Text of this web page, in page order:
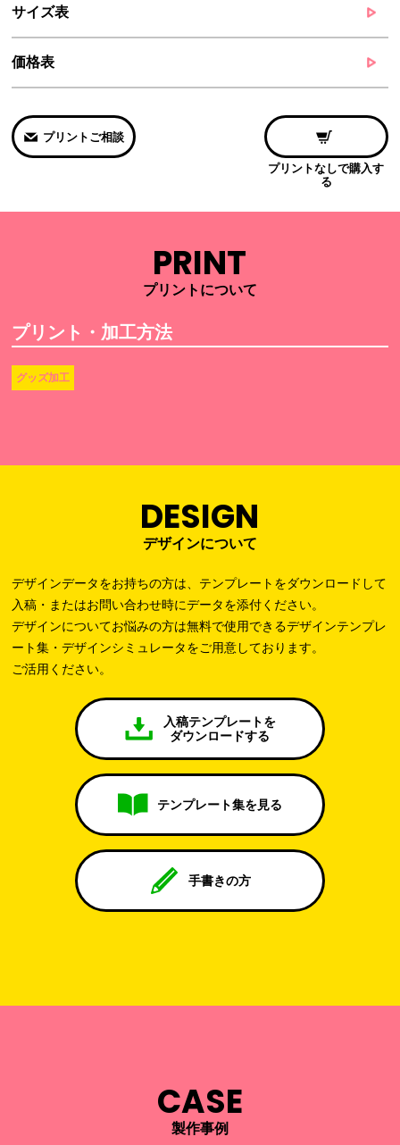
サイズ表
価格表
プリントご相談
プリントなしで購入す
る
PRINT
プリントについて
プリント・加工方法
グッズ加工
DESIGN
デザインについて
デザインデータをお持ちの方は、テンプレートをダウンロードして
入稿・またはお問い合わせ時にデータを添付ください。
デザインについてお悩みの方は無料で使用できるデザインテンプレ
ート集・デザインシミュレータをご用意しております。
ご活用ください。
入稿テンプレートを
ダウンロードする
テンプレート集を見る
手書きの方
CASE
製作事例